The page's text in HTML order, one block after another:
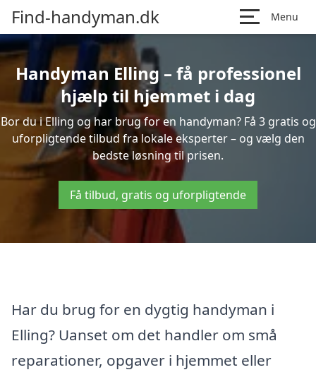
Find-handyman.dk Menu
Handyman Elling – få professionel
hjælp til hjemmet i dag
Bor du i Elling og har brug for en handyman? Få 3 gratis og
uforpligtende tilbud fra lokale eksperter – og vælg den
bedste løsning til prisen.
Få tilbud, gratis og uforpligtende
Har du brug for en dygtig handyman i
Elling? Uanset om det handler om små
reparationer, opgaver i hjemmet eller